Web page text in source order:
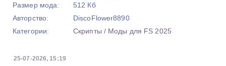
Размер мода:
512 Кб
Авторство:
DiscoFlower8890
Категории:
Скрипты / Моды для FS 2025
25-07-2026, 15:19